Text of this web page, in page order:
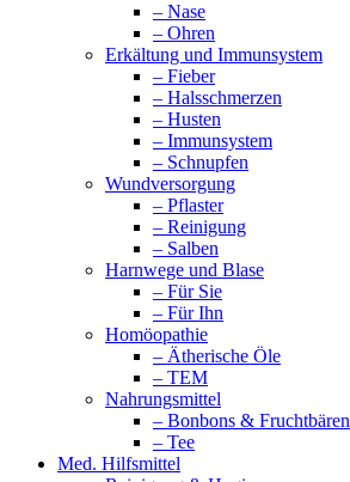
– Nase
– Ohren
Erkältung und Immunsystem
– Fieber
– Halsschmerzen
– Husten
– Immunsystem
– Schnupfen
Wundversorgung
– Pflaster
– Reinigung
– Salben
Harnwege und Blase
– Für Sie
– Für Ihn
Homöopathie
– Ätherische Öle
– TEM
Nahrungsmittel
– Bonbons & Fruchtbären
– Tee
Med. Hilfsmittel